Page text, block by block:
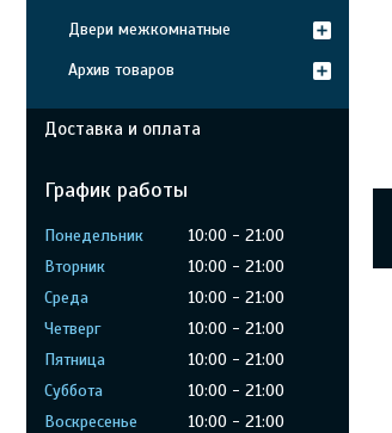
Двери межкомнатные
Архив товаров
Доставка и оплата
График работы
Понедельник 10:00
21:00
Вторник
10:00
21:00
Среда
10:00
21:00
Четверг
10:00
21:00
Пятница
10:00
21:00
Суббота
10:00
21:00
Воскресенье
10:00 21:00